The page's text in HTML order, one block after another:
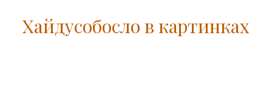
Хайдусобосло в картинках